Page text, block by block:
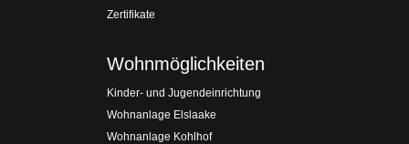
Zertifikate
Wohnmöglichkeiten
Kinder- und Jugendeinrichtung
Wohnanlage Elslaake
Wohnanlage Kohlhof